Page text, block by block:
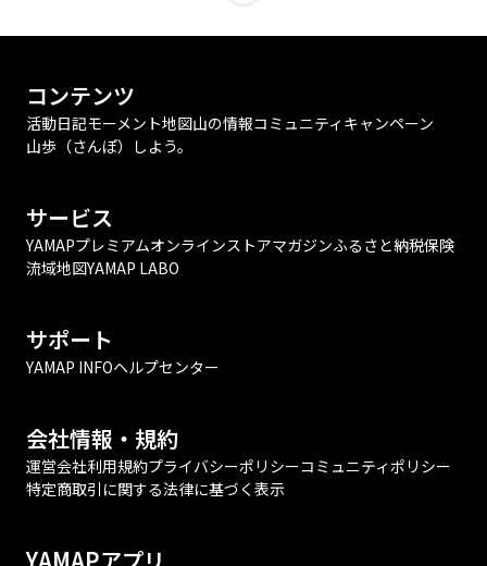
コンテンツ
活動日記モーメント地図山の情報コミュニティ キャンペーン
山歩（さんぽ）しよう。
サービス
YAMAPプレミアムオンラインストアマガジンふるさと納税保険
流域地図YAMAP LABO
サポート
YAMAP INFOヘルプセンター
会社情報・規約
運営会社利用規約プライバシーポリシーコミュニティポリシー
特定商取引に関する法律に基づく表示